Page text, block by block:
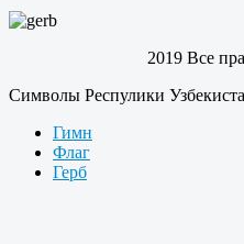
2019 Все
Символы Респулики
Гимн
Флаг
Герб